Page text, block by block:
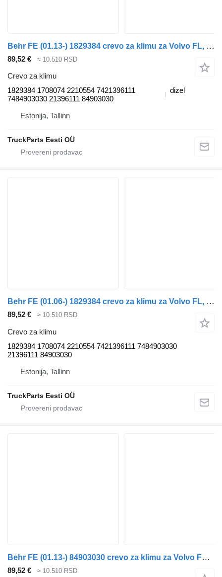
Behr FE (01.13-) 1829384 crevo za klimu za Volvo FL, FE (2013-) tegljača
89,52 € ≈ 10.510 RSD
Crevo za klimu
1829384 1708074 2210554 7421396111
7484903030 21396111 84903030
dizel
Estonija, Tallinn
TruckParts Eesti OÜ
Behr FE (01.06-) 1829384 crevo za klimu za Volvo FL, FE (2005-2014) tegljača
89,52 € ≈ 10.510 RSD
Crevo za klimu
1829384 1708074 2210554 7421396111 7484903030
21396111 84903030
Estonija, Tallinn
TruckParts Eesti OÜ
Behr FE (01.13-) 84903030 crevo za klimu za Volvo FL, FE (2013-) tegljača
89,52 € ≈ 10.510 RSD